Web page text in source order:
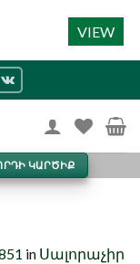
ԿԱՐԾԻՔ
in Սալորաչիր
VIEW